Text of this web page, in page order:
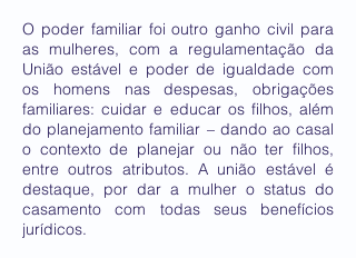
O poder familiar foi outro ganho civil para
as mulheres, com a regulamentação da
União estável e poder de igualdade com
os homens nas despesas, obrigações
familiares: cuidar e educar os filhos, além
do planejamento familiar – dando ao casal
o contexto de planejar ou não ter filhos,
entre outros atributos. A união estável é
destaque, por dar a mulher o status do
casamento com todas seus benefícios
jurídicos.